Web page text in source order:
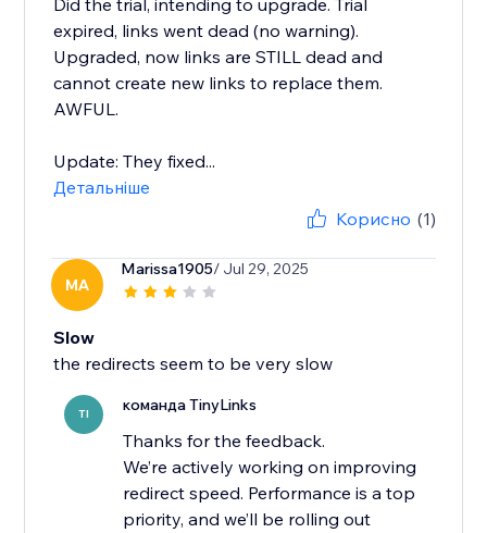
Did the trial, intending to upgrade. Trial
expired, links went dead (no warning).
Upgraded, now links are STILL dead and
cannot create new links to replace them.
AWFUL.
Update: They fixed...
Детальніше
Корисно (1)
MA
Marissa1905/ Jul 29, 2025
Slow
the redirects seem to be very slow
TI команда TinyLinks
Thanks for the feedback.
We’re actively working on improving
redirect speed. Performance is a top
priority, and we’ll be rolling out